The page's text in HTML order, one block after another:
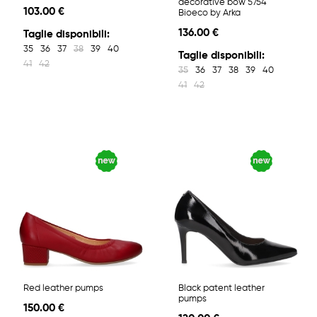
103.00 €
Taglie disponibili:
35 36 37 38 39
40
41
42
decorative bow 5754
Bioeco by Arka
136.00 €
Taglie disponibili:
35 36 37 38 39
40
41
42
Red leather pumps
150.00 €
Black patent leather
pumps